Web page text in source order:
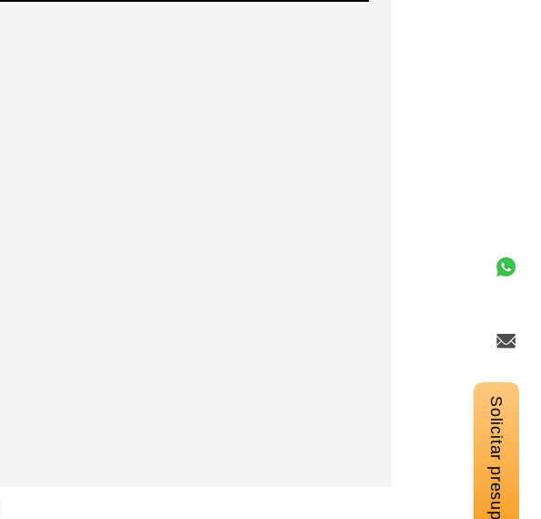
Solicitar presupuesto